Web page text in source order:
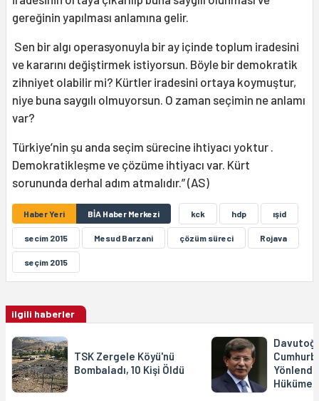
gereğinin yapılması anlamına gelir.
Sen bir algı operasyonuyla bir ay içinde toplum iradesini
ve kararını değiştirmek istiyorsun. Böyle bir demokratik
zihniyet olabilir mi? Kürtler iradesini ortaya koymuştur,
niye buna saygılı olmuyorsun. O zaman seçimin ne anlamı
var?
Türkiye’nin şu anda seçim sürecine ihtiyacı yoktur .
Demokratikleşme ve çözüme ihtiyacı var. Kürt
sorununda derhal adım atmalıdır.” (AS)
Haber Yeri BİA Haber Merkezi kck hdp ışid
secim 2015 Mesud Barzani çözüm süreci Rojava
seçim 2015
ilgili haberler
TSK Zergele Köyü'nü
Bombaladı, 10 Kişi Öldü